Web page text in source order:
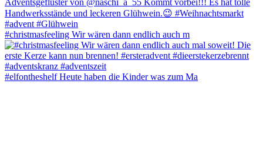
#christmasfeeling Wir wären dann endlich auch m
#elfontheshelf Heute haben die Kinder was zum Ma